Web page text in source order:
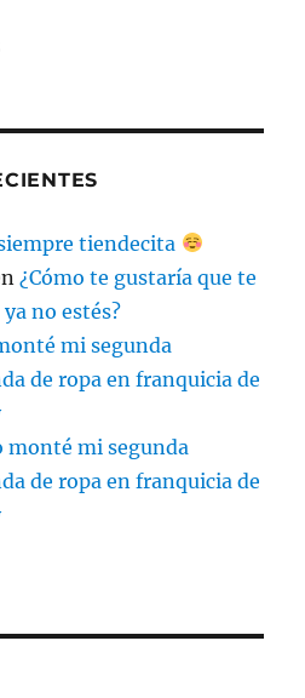
tiendecita
¿Cómo te gustaría que te
no estés?
mi segunda
de ropa en franquicia de
monté mi segunda
de ropa en franquicia de